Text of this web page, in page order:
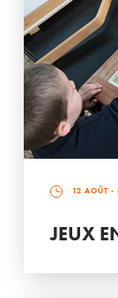
12 AOÛT -
JEUX